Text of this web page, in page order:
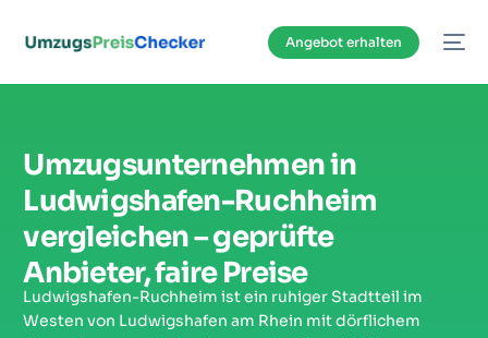
Angebot erhalten
Umzugsunternehmen in
Ludwigshafen-Ruchheim
vergleichen – geprüfte
Anbieter, faire Preise
Ludwigshafen-Ruchheim ist ein ruhiger Stadtteil im
Westen von Ludwigshafen am Rhein mit dörflichem